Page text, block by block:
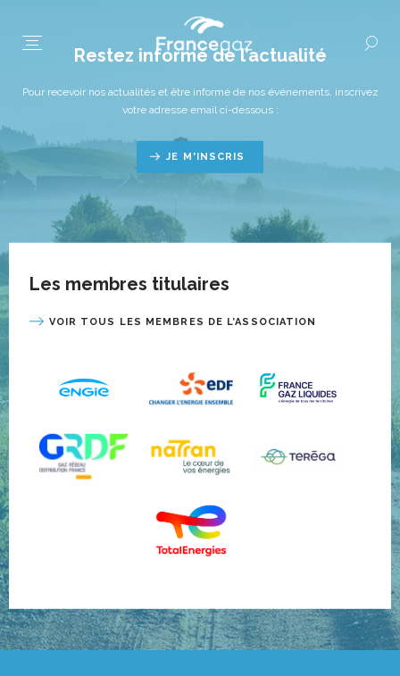
Restez informé de l’actualité
Pour recevoir nos actualités et être informé de nos événements, inscrivez
votre adresse email ci-dessous :
JE M'INSCRIS
Les membres titulaires
VOIR TOUS LES MEMBRES DE L’ASSOCIATION